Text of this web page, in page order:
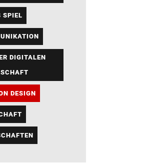
SPIEL
DIGITALEN
DESIGN